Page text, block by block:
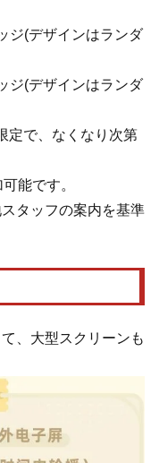
ジ(デザインはランダ
ジ(デザインはランダ
定で、なくなり次第
能です。
タッフの案内を基準
、大型スクリーンも